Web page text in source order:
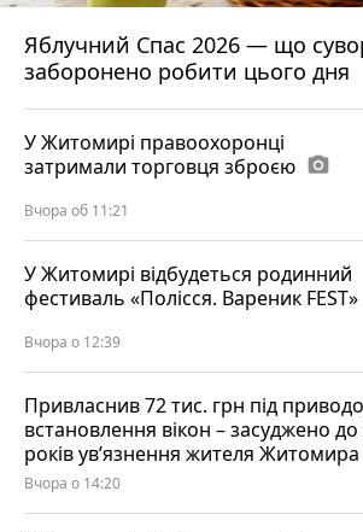
Яблучний Спас 2026 — що
заборонено робити цього дня
У Житомирі правоохоронці
затримали торговця зброєю photo_camera
Вчора об 11:21
У Житомирі відбудеться родинний
фестиваль «Полісся. Вареник FEST»
Вчора о 12:39
Привласнив 72 тис. грн під
встановлення вікон – засуджено до
років ув’язнення жителя Житомира
Вчора о 14:20